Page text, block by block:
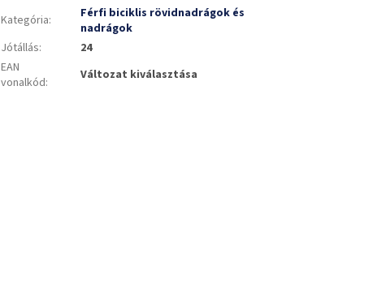
Kategória:
Férfi biciklis rövidnadrágok és
nadrágok
Jótállás:
24
EAN
vonalkód: Változat kiválasztása